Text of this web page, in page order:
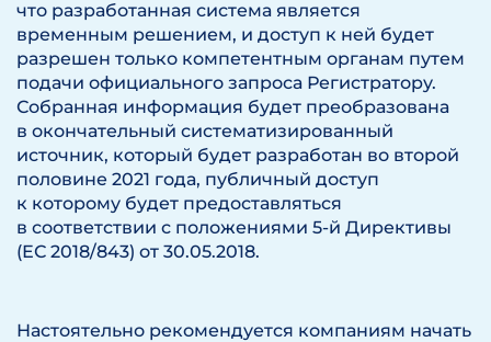
что разработанная система является
временным решением, и доступ к ней будет
разрешен только компетентным органам путем
подачи официального запроса Регистратору.
Собранная информация будет преобразована
в окончательный систематизированный
источник, который будет разработан во второй
половине 2021 года, публичный доступ
к которому будет предоставляться
в соответствии с положениями 5-й Директивы
(ЕС 2018/843) от 30.05.2018.
Настоятельно рекомендуется компаниям начать